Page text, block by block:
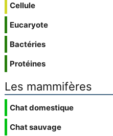
Cellule
Eucaryote
Bactéries
Protéines
Les mammifères
Chat domestique
Chat sauvage